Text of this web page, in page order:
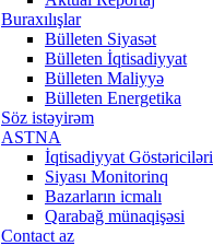
Buraxılışlar
Bülleten Siyasət
Bülleten İqtisadiyyat
Bülleten Maliyyə
Bülleten Energetika
Söz istəyirəm
ASTNA
İqtisadiyyat Göstəriciləri
Siyası Monitorinq
Bazarların icmalı
Qarabağ münaqişəsi
Contact az